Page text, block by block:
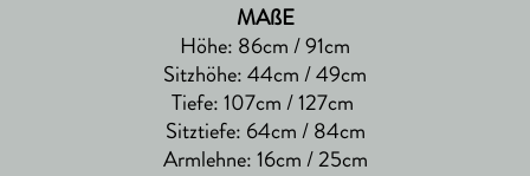
MAßE
Höhe: 86cm / 91cm
Sitzhöhe: 44cm / 49cm
Tiefe: 107cm / 127cm
Sitztiefe: 64cm / 84cm
Armlehne: 16cm / 25cm